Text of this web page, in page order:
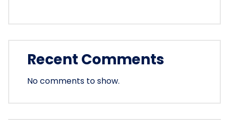
Recent Comments
No comments to show.